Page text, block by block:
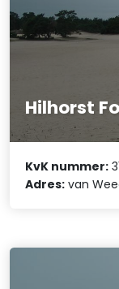
Hilhorst
KvK nummer:
Adres: van